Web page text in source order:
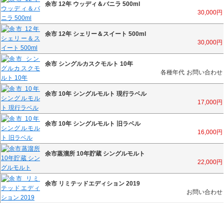
余市 12年 ウッディ＆バニラ 500ml
30,000円
余市 12年 シェリー＆スイート 500ml
30,000円
余市 シングルカスクモルト 10年
各種年代 お問い合わせ
余市 10年 シングルモルト 現行ラベル
17,000円
余市 10年 シングルモルト 旧ラベル
16,000円
余市蒸溜所 10年貯蔵 シングルモルト
22,000円
余市 リミテッドエディション 2019
お問い合わせ